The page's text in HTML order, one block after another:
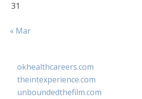
31
« Mar
okhealthcareers.com
theintexperience.com
unboundedthefilm.com